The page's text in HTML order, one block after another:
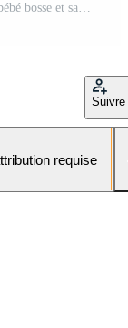
maternité famille photo, souriant maman avec bébé bosse et sa peu garçon Photo Pro
Suivre
requise